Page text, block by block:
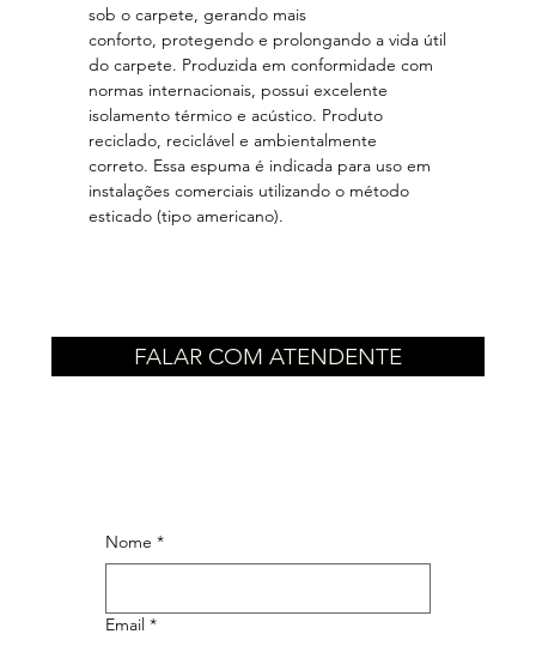
Nome *
Email *
FALAR COM ATENDENTE
sob o carpete, gerando mais
conforto, protegendo e prolongando a vida útil
do carpete. Produzida em conformidade com
normas internacionais, possui excelente
isolamento térmico e acústico. Produto
reciclado, reciclável e ambientalmente
correto. Essa espuma é indicada para uso em
instalações comerciais utilizando o método
esticado (tipo americano).